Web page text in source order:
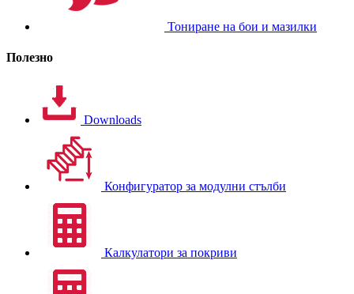
Тониране на бои и мазилки
Полезно
Downloads
Конфигуратор за модулни стълби
Калкулатори за покриви